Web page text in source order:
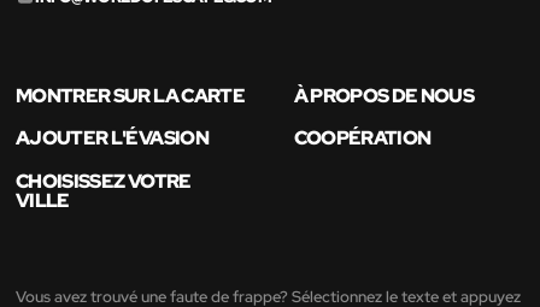
MONTRER SUR LA CARTE
À PROPOS DE NOUS
AJOUTER L'ÉVASION
COOPÉRATION
CHOISISSEZ VOTRE
VILLE
Vous avez trouvé une faute de frappe? Sélectionnez le texte et appuyez